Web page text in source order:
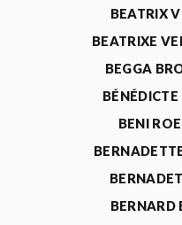
BEATRIX
BEATRIXE
BEGGA
BENI
BERNARD